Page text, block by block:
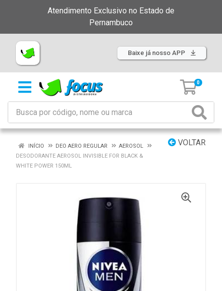
Atendimento Exclusivo no Estado de
Pernambuco
Baixe já nosso APP
0
VOLTAR
INÍCIO DEO AERO REGULAR
AEROSOL
DESODORANTE AEROSOL INVISIBLE FOR BLACK &
WHITE POWER 150ML